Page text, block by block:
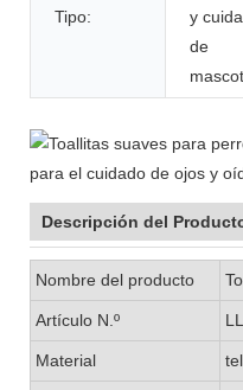
Tipo:
y
de
Descripción del
Nombre del producto
Artículo N.º
Material